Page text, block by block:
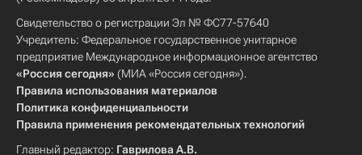
Свидетельство о регистрации Эл № ФС77-57640
Учредитель: Федеральное государственное унитарное
предприятие Международное информационное агентство
«Россия сегодня» (МИА «Россия сегодня»).
Правила использования материалов
Политика конфиденциальности
Правила применения рекомендательных технологий
Главный редактор: Гаврилова А.В.